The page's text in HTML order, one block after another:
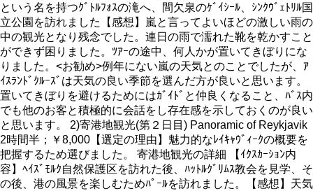
という名を持つｸﾞﾄﾙﾌｫｽの滝へ、間欠泉のｹﾞｲｼｰﾙ、ｼﾝｸｳﾞｪﾄﾘﾙ国
立公園を訪れました【感想】嵐と言ってよいほどの激しい雨の
中の観光となり残念でした。連日の雨で濡れた靴を乾かすこと
ができず困りました。ﾂｱｰの途中、何人かが置いてきぼりにな
りました。<お勧め>例年にない嵐の天気とのことでしたが、ｱ
ｲｽﾗﾝﾄﾞｸﾙｰｽﾞは天気の良い季節を選んだ方が良いと思います。
置いてきぼりを避けるためにはｶﾞｲﾄﾞと仲良くなること、ﾊﾞｽ内
でも他のお客と積極的に会話をし存在感を示しておくのが良い
と思います。 2)寄港地観光(第２日目) Panoramic of Reykjavik
2時間半；￥8,000【選定の理由】魅力的なﾚｲｷｬｳﾞｨｰｸの概要を
把握するため選びました。 寄港地観光の詳細 【ｲｸｽｶｰｼｮﾝ内
容】ﾍｲｽﾞﾓﾙｸ自然保護区を訪れた後、ﾊｯﾄﾙｸﾞﾘﾑｽ教会を見学、そ
の後、港の風景を楽しむためﾊﾟｰﾙを訪れました。【感想】天気